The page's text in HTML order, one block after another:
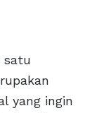
satu
yang ingin